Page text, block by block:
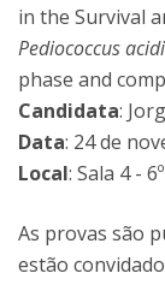
in the Survival
Pediococcus
phase and
Candidata:
Data: 24 de
Local: Sala 4 -
As provas são
estão